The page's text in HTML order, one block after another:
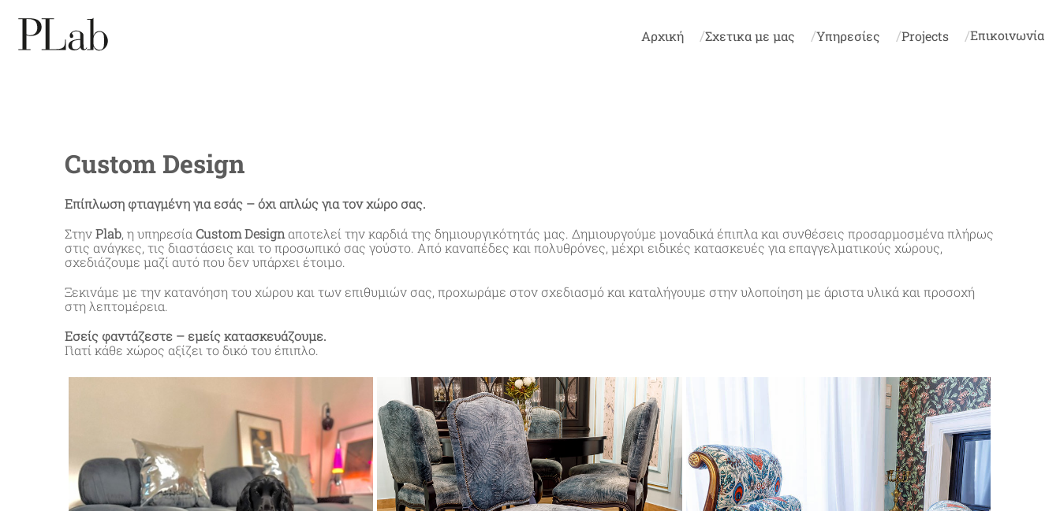
content
Αρχική Σχετικα με μας Υπηρεσίες Projects Επικοινωνία
Custom Design
Επίπλωση φτιαγμένη για εσάς – όχι απλώς για τον χώρο σας.
ΣτηνPlab, η υπηρεσία Custom Designαποτελεί την καρδιά της δημιουργικότητάς μας. Δημιουργούμε μοναδικά έπιπλα και συνθέσεις προσαρμοσμένα πλήρως
στις ανάγκες, τις διαστάσεις και το προσωπικό σας γούστο. Από καναπέδες και πολυθρόνες, μέχρι ειδικές κατασκευές για επαγγελματικούς χώρους,
σχεδιάζουμε μαζί αυτό που δεν υπάρχει έτοιμο.
Ξεκινάμε με την κατανόηση του χώρου και των επιθυμιών σας, προχωράμε στον σχεδιασμό και καταλήγουμε στην υλοποίηση με άριστα υλικά και προσοχή
στη λεπτομέρεια.
Εσείς φαντάζεστε – εμείς κατασκευάζουμε.
Γιατί κάθε χώρος αξίζει το δικό του έπιπλο.